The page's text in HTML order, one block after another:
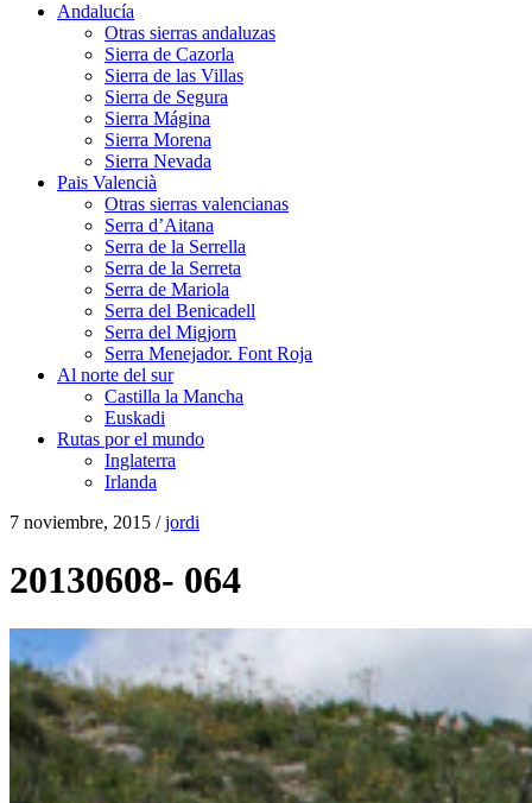
Andalucía
Otras sierras andaluzas
Sierra de Cazorla
Sierra de las Villas
Sierra de Segura
Sierra Mágina
Sierra Morena
Sierra Nevada
Pais Valencià
Otras sierras valencianas
Serra d’Aitana
Serra de la Serrella
Serra de la Serreta
Serra de Mariola
Serra del Benicadell
Serra del Migjorn
Serra Menejador. Font Roja
Al norte del sur
Castilla la Mancha
Euskadi
Rutas por el mundo
Inglaterra
Irlanda
7 noviembre, 2015 /jordi
20130608- 064